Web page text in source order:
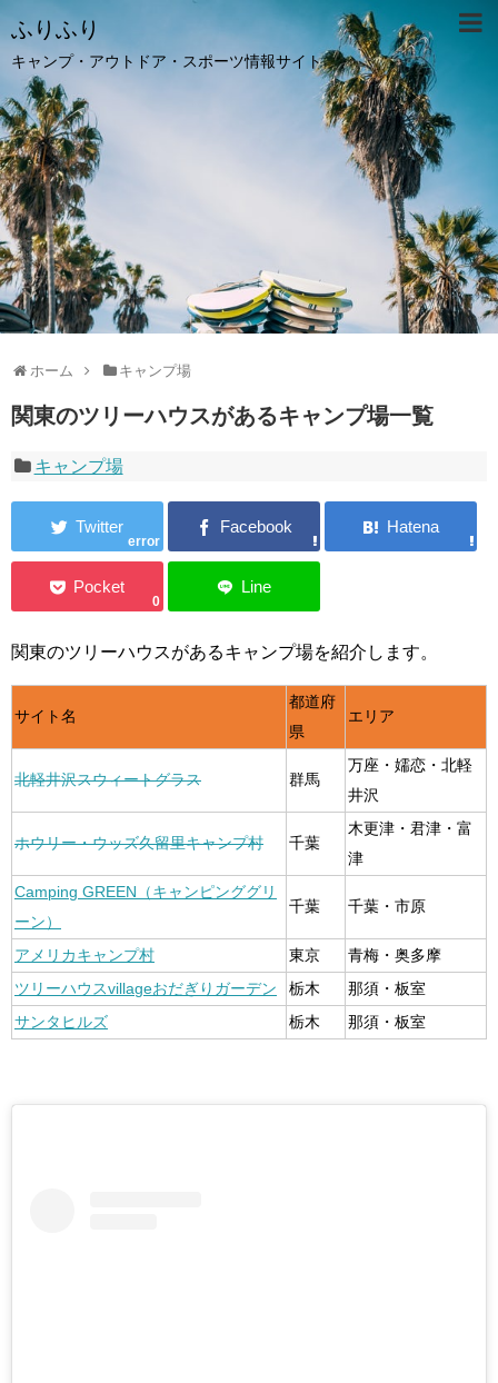
ふりふり
キャンプ・アウトドア・スポーツ情報サイト
ホーム キャンプ場
関東のツリーハウスがあるキャンプ場一覧
キャンプ場
error
0
関東のツリーハウスがあるキャンプ場を紹介します。
サイト名
都道府
県
エリア
北軽井沢スウィートグラス 群馬
万座・嬬恋・北軽
井沢
ホウリー・ウッズ久留里キャンプ村 千葉
木更津・君津・富
津
Camping GREEN（キャンピンググリ
ーン）
千葉 千葉・市原
アメリカキャンプ村 東京
青梅・奥多摩
ツリーハウスvillageおだぎりガーデン
栃木
那須・板室
サンタヒルズ
栃木 那須・板室